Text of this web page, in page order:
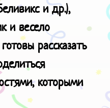
и др.),
и весело
рассказать
, которыми